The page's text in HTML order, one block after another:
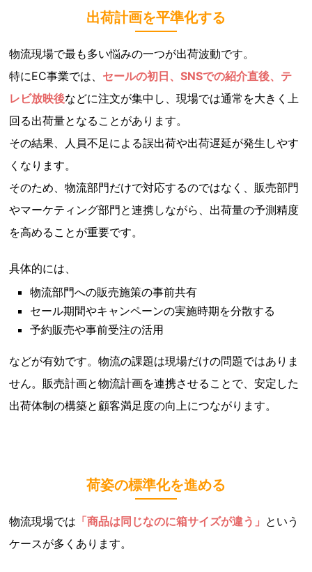
出荷計画を平準化する
物流現場で最も多い悩みの一つが出荷波動です。
特にEC事業では、 セールの初日、SNSでの紹介直後、テ
レビ放映後などに注文が集中し、現場では通常を大きく上
回る出荷量となることがあります。
その結果、人員不足による誤出荷や出荷遅延が発生しやす
くなります。
そのため、物流部門だけで対応するのではなく、販売部門
やマーケティング部門と連携しながら、出荷量の予測精度
を高めることが重要です。
具体的には、
物流部門への販売施策の事前共有
セール期間やキャンペーンの実施時期を分散する
予約販売や事前受注の活用
などが有効です。物流の課題は現場だけの問題ではありま
せん。販売計画と物流計画を連携させることで、安定した
出荷体制の構築と顧客満足度の向上につながります。
荷姿の標準化を進める
物流現場では 「商品は同じなのに箱サイズが違う」 という
ケースが多くあります。